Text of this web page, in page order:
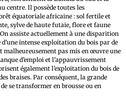
centre. Il possède toutes les
équatoriale africaine : sol fertile et
sylve de haute futaie, flore et faune
assiste actuellement à une disparition
intense exploitation du bois par de
malheureusement pas mis en œuvre une
d’emploi et l’appauvrissement
également l’exploitation du bois de
braises. Par conséquent, la grande
se transformer en brousse ou en